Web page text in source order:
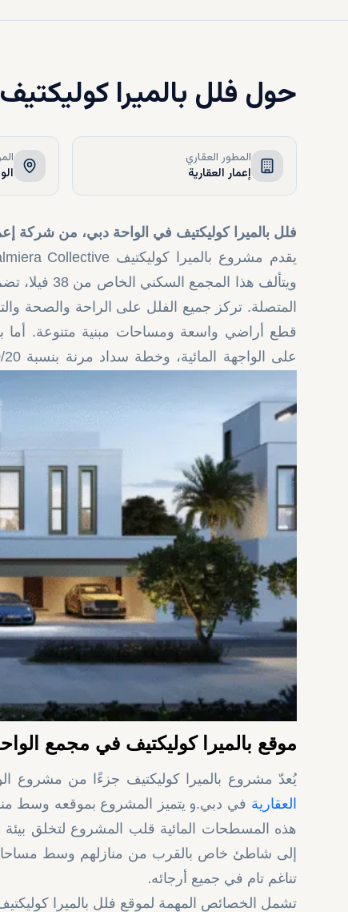
حول فلل بالميرا كوليكتيف
المطور العقاري
إعمار العقارية
فلل بالميرا كوليكتيف في الواحة دبي، من شركة
ويتألف هذا
المتصلة. تركز جميع الفلل على الراحة والصحة
قطع أراضي واسعة ومساحات مبنية متنوعة. أما
على الواجهة المائية، وخطة سداد مرنة بنسبة 80/20. يمكنكم الاطلاع على المزيد من
موقع بالميرا كوليكتيف في مجمع
يُعدّ مشروع بالميرا كوليكتيف جزءًا من مشروع
العقارية في دبي.و يتميز المشروع بموقعه وسط
هذه المسطحات المائية قلب المشروع لتخلق بيئة
إلى شاطئ خاص بالقرب من منازلهم وسط
تناغم تام في جميع أرجائه.
تشمل الخصائص المهمة لموقع فلل بالميرا